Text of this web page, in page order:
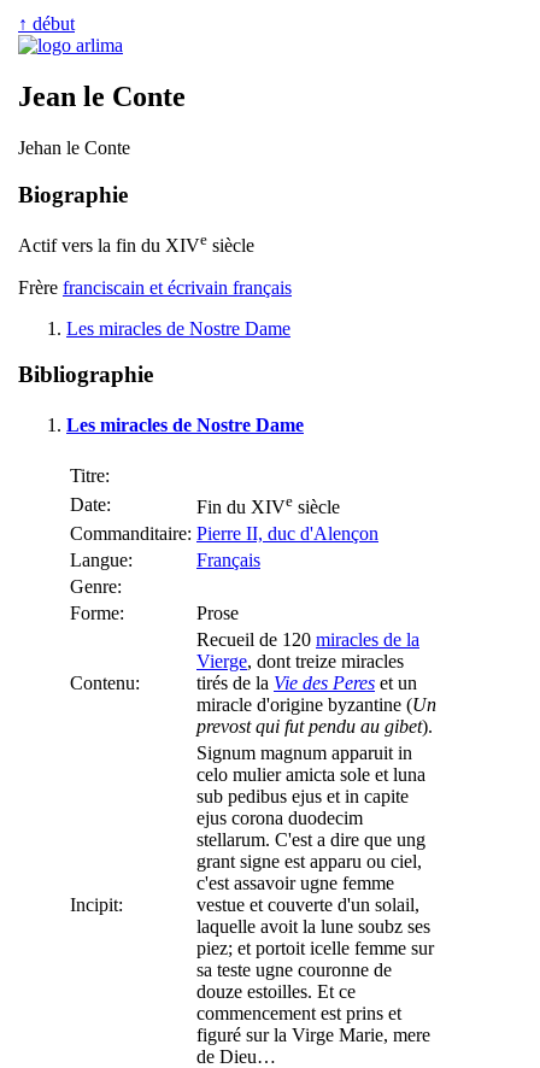
↑ début
Jean le Conte
Jehan le Conte
Biographie
Actif vers la fin du XIVe siècle
Frère franciscain et écrivain français
Les miracles de Nostre Dame
Bibliographie
Les miracles de Nostre Dame
Titre:
Date:
Fin du XIVe siècle
Commanditaire: Pierre II, duc d'Alençon
Langue:
Français
Genre:
Forme:
Prose
Contenu:
Recueil de 120 miracles de la
Vierge, dont treize miracles
tirés de la Vie des Peres et un
miracle d'origine byzantine (Un
prevost qui fut pendu au gibet).
Incipit:
Signum magnum apparuit in
celo mulier amicta sole et luna
sub pedibus ejus et in capite
ejus corona duodecim
stellarum. C'est a dire que ung
grant signe est apparu ou ciel,
c'est assavoir ugne femme
vestue et couverte d'un solail,
laquelle avoit la lune soubz ses
piez; et portoit icelle femme sur
sa teste ugne couronne de
douze estoilles. Et ce
commencement est prins et
figuré sur la Virge Marie, mere
de Dieu…